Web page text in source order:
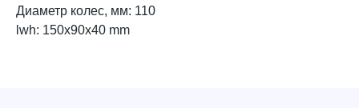
Диаметр колес, мм: 110
lwh: 150x90x40 mm